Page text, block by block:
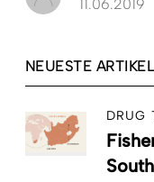
11.06.2019
NEUESTE ARTIKEL
DRUG